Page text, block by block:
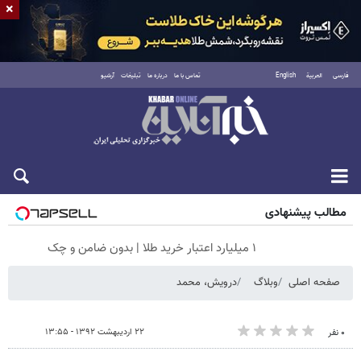
فارسی العربية English تماس با ما درباره ما تبلیغات آرشیو
جمعه ۱۶ مرداد ۱۴۰۵
مطالب پیشنهادی
۱ میلیارد اعتبار خرید طلا | بدون ضامن و چک
صفحه اصلی وبلاگ درویش، محمد
۰ نفر ۲۲ اردیبهشت ۱۳۹۲ - ۱۳:۵۵
×